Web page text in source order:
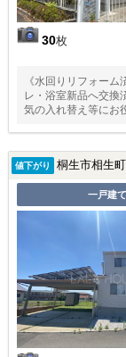
30枚
《水回りリフォー
レ・浴室新品へ交
気の入れ替え等にお
値下がり 桐生市相生
一戸建て